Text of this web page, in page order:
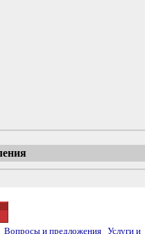
Вопросы и предложения Услуги и